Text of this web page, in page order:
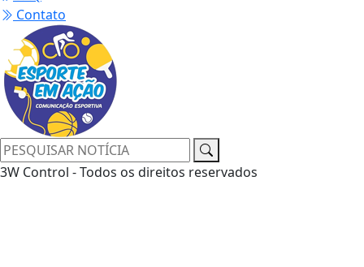
Contato
3W Control - Todos os direitos reservados